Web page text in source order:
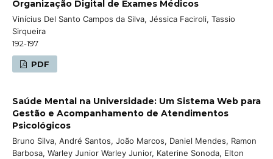
Organização Digital de Exames Médicos
Vinícius Del Santo Campos da Silva, Jéssica Faciroli, Tassio
Sirqueira
192-197
PDF
Saúde Mental na Universidade: Um Sistema Web para
Gestão e Acompanhamento de Atendimentos
Psicológicos
Bruno Silva, André Santos, João Marcos, Daniel Mendes, Ramon
Barbosa, Warley Junior Warley Junior, Katerine Sonoda, Elton